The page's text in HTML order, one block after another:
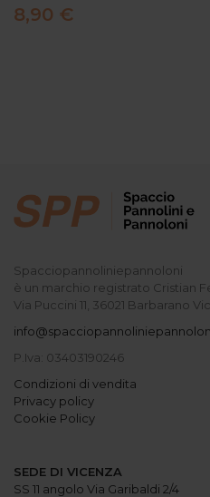
8,90 €
Spacciopannoliniepannoloni
è un marchio registrato Cristian
Via Puccini 11, 36021 Barbarano
P.Iva: 03403190246
Condizioni di vendita
Privacy policy
Cookie Policy
SEDE DI VICENZA
SS 11 angolo Via Garibaldi 2/4